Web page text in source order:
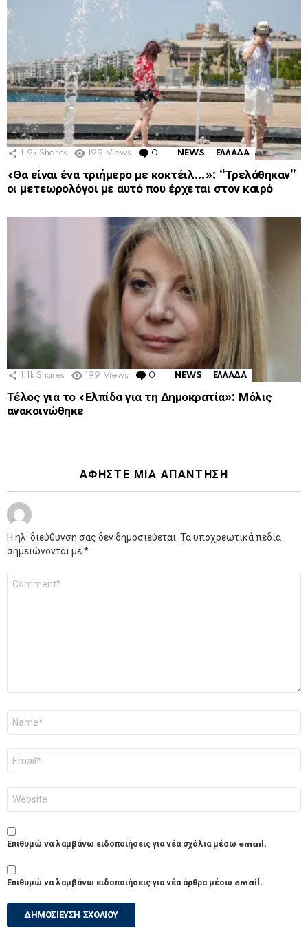
1.9k Shares 199 Views 0 Comments
NEWS ΕΛΛΑΔΑ
«Θα είναι ένα τριήμερο με κοκτέιλ…»: “Τρελάθηκαν”
οι μετεωρολόγοι με αυτό που έρχεται στον καιρό
1.1k Shares 199 Views 0 Comments
NEWS ΕΛΛΑΔΑ
Τέλος για το «Ελπίδα για τη Δημοκρατία»: Μόλις
ανακοινώθηκε
ΑΦΉΣΤΕ ΜΙΑ ΑΠΆΝΤΗΣΗ
Η ηλ. διεύθυνση σας δεν δημοσιεύεται. Τα υποχρεωτικά πεδία
σημειώνονται με*
Επιθυμώ να λαμβάνω ειδοποιήσεις για νέα σχόλια μέσω email.
Επιθυμώ να λαμβάνω ειδοποιήσεις για νέα άρθρα μέσω email.